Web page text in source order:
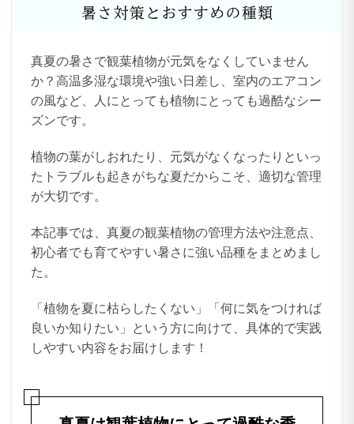
真夏の暑さで観葉植物が元気をなくしていません
か？高温多湿な環境や強い日差し、室内のエアコン
の風など、人にとっても植物にとっても過酷なシー
ズンです。
植物の葉がしおれたり、元気がなくなったりといっ
たトラブルも起きがちな夏だからこそ、適切な管理
が大切です。
本記事では、真夏の観葉植物の管理方法や注意点、
初心者でも育てやすい暑さに強い品種をまとめまし
た。
「植物を夏に枯らしたくない」「何に気をつければ
良いか知りたい」という方に向けて、具体的で実践
しやすい内容をお届けします！